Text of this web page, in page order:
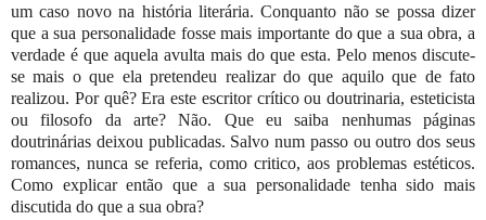
um caso novo na história literária. Conquanto não se possa dizer
que a sua personalidade fosse mais importante do que a sua obra, a
verdade é que aquela avulta mais do que esta. Pelo menos discute-
se mais o que ela pretendeu realizar do que aquilo que de fato
realizou. Por quê? Era este escritor crítico ou doutrinaria, esteticista
ou filosofo da arte? Não. Que eu saiba nenhumas páginas
doutrinárias deixou publicadas. Salvo num passo ou outro dos seus
romances, nunca se referia, como critico, aos problemas estéticos.
Como explicar então que a sua personalidade tenha sido mais
discutida do que a sua obra?